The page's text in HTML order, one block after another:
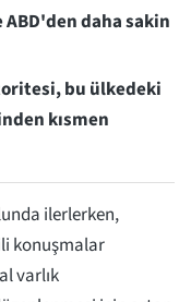
daha sakin
bu ülkedeki
kısmen
ilerlerken,
konuşmalar
varlık